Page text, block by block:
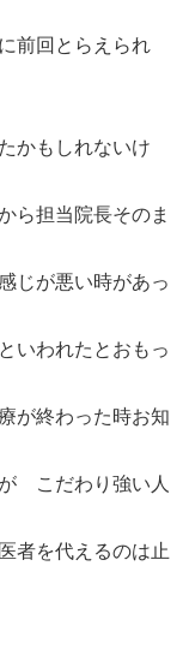
前回とらえられ
かもしれないけ
ら担当院長そのま
じが悪い時があっ
いわれたとおもっ
が終わった時お知
こだわり強い人
者を代えるのは止